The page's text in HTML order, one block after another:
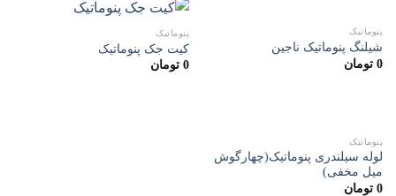
پنوماتیک
شیلنگ پنوماتیک ناجین
0 تومان
پنوماتیک
کیت جک پنوماتیک
0 تومان
پنوماتیک
لوله سیلندری پنوماتیک(چهارگوش
میل مخفی)
0 تومان